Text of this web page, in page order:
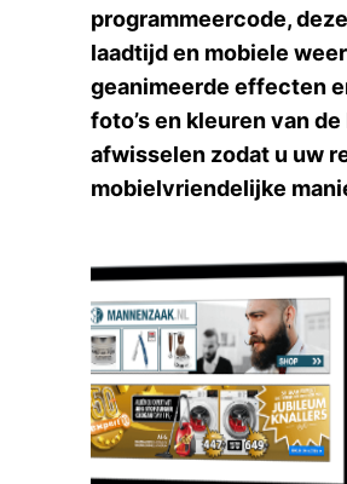
programmeercode,
laadtijd en mobiele
geanimeerde effecten
foto’s en kleuren van
afwisselen zodat u uw
mobielvriendelijke